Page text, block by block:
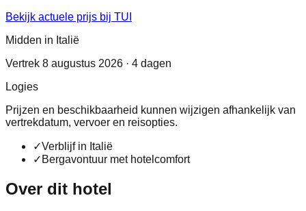
Bekijk actuele prijs bij TUI
Midden in Italië
Vertrek 8 augustus 2026 · 4 dagen
Logies
Prijzen en beschikbaarheid kunnen wijzigen afhankelijk van
vertrekdatum, vervoer en reisopties.
✓Verblijf in Italië
✓ Bergavontuur met hotelcomfort
Over dit hotel